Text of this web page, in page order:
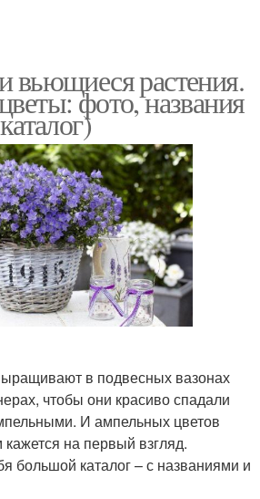
вьющиеся растения.
фото, названия
в подвесных вазонах
чтобы они красиво спадали
И ампельных цветов
на первый взгляд.
большой каталог – с названиями и